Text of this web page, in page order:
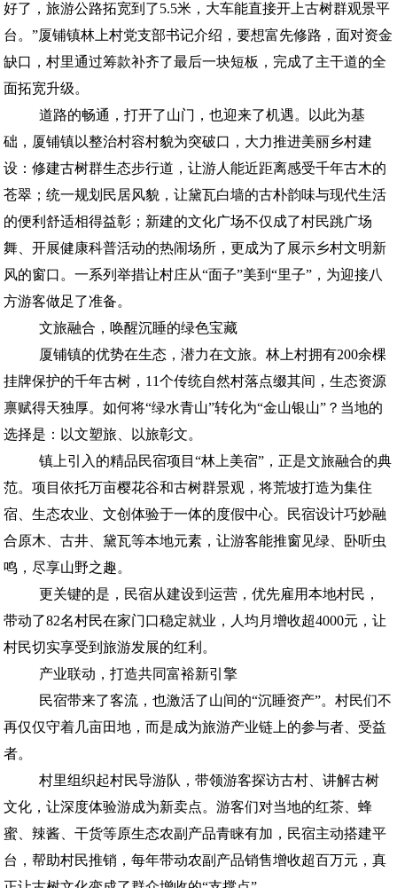
好了，旅游公路拓宽到了5.5米，大车能直接开上古树群观景平
台。”厦铺镇林上村党支部书记介绍，要想富先修路，面对资金
缺口，村里通过筹款补齐了最后一块短板，完成了主干道的全
面拓宽升级。
道路的畅通，打开了山门，也迎来了机遇。以此为基
础，厦铺镇以整治村容村貌为突破口，大力推进美丽乡村建
设：修建古树群生态步行道，让游人能近距离感受千年古木的
苍翠；统一规划民居风貌，让黛瓦白墙的古朴韵味与现代生活
的便利舒适相得益彰；新建的文化广场不仅成了村民跳广场
舞、开展健康科普活动的热闹场所，更成为了展示乡村文明新
风的窗口。一系列举措让村庄从“面子”美到“里子”，为迎接八
方游客做足了准备。
文旅融合，唤醒沉睡的绿色宝藏
厦铺镇的优势在生态，潜力在文旅。林上村拥有200余棵
挂牌保护的千年古树，11个传统自然村落点缀其间，生态资源
禀赋得天独厚。如何将“绿水青山”转化为“金山银山”？当地的
选择是：以文塑旅、以旅彰文。
镇上引入的精品民宿项目“林上美宿”，正是文旅融合的典
范。项目依托万亩樱花谷和古树群景观，将荒坡打造为集住
宿、生态农业、文创体验于一体的度假中心。民宿设计巧妙融
合原木、古井、黛瓦等本地元素，让游客能推窗见绿、卧听虫
鸣，尽享山野之趣。
更关键的是，民宿从建设到运营，优先雇用本地村民，
带动了82名村民在家门口稳定就业，人均月增收超4000元，让
村民切实享受到旅游发展的红利。
产业联动，打造共同富裕新引擎
民宿带来了客流，也激活了山间的“沉睡资产”。村民们不
再仅仅守着几亩田地，而是成为旅游产业链上的参与者、受益
者。
村里组织起村民导游队，带领游客探访古村、讲解古树
文化，让深度体验游成为新卖点。游客们对当地的红茶、蜂
蜜、辣酱、干货等原生态农副产品青睐有加，民宿主动搭建平
台，帮助村民推销，每年带动农副产品销售增收超百万元，真